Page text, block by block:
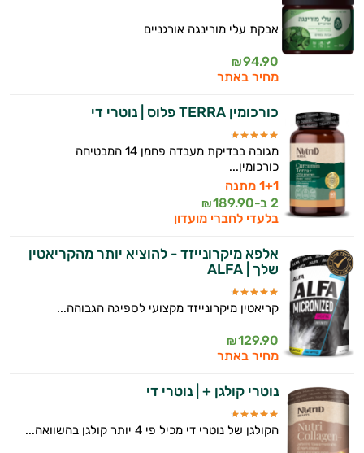
אבקת עלי מורינגה אורגניים
94.90
₪
מחיר באתר
כורכומין TERRA פלוס | נוטרי די
מגובה בבדיקת מעבדה פחמן 14 המבטיחה
כורכומין...
1+1 מתנה
2 ב-
189.90
₪
בלעדי לחברי מועדון
אלפא מיקרונייזד - להוציא יותר מהקריאטין
שלך | ALFA
קריאטין מיקרונייזד מקצועי לספיגה הגבוהה...
129.90
₪
מחיר באתר
נוטרי קולגן + | נוטרי די
הקולגן של נוטרי די מכיל פי 4 יותר קולגן בהשוואה...